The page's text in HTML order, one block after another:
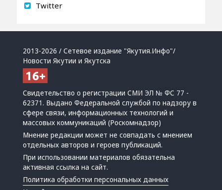
Twitter
2013-2026 / Сетевое издание "Якутия.Инфо"/
Новости Якутии и Якутска
Свидетельство о регистрации СМИ ЭЛ № ФС 77 -
62371. Выдано Федеральной службой по надзору в
сфере связи, информационных технологий и
массовых коммуникаций (Роскомнадзор)
Мнение редакции может не совпадать с мнением
отдельных авторов и героев публикаций.
При использовании материалов обязательна
активная ссылка на сайт.
Политика обработки персональных данных